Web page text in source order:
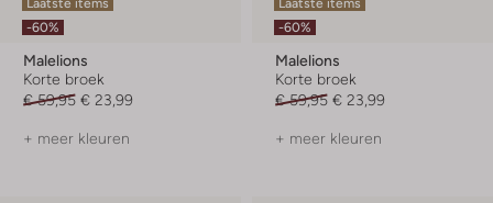
Laatste items
-60%
Malelions
Korte broek
€ 59,95 € 23,99
+ meer kleuren
Laatste items
-60%
Malelions
Korte broek
€ 59,95 € 23,99
+ meer kleuren